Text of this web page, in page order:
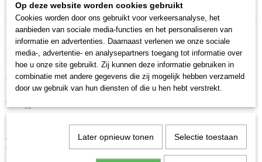
Specificaties
Productcode
KV691B
EAN code
4004122260447
Netto gewicht
4,30 Kg
Afmetingen (l,b,h)
Omschrijving
Kunststof lijst New Lifestyle
Halfrond profiel 0.9 cm breed en 1.4 cm hoog
Vanaf formaat 30x45 cm.
Halfrond profiel 1.0 cm breed en 1.7 cm hoog
Verkrijgbaar in 11 verschillende kleuren en heel veel verschillende
formaten
blauw - brons - geel - goud - groen - rood - zwart - zilver - staal - taupe -
wit
Voorzien van helder, gewassen glas
Op deze website worden cookies gebruikt
Cookies worden door ons gebruikt voor verkeersanalyse, het
aanbieden van sociale media-functies en het personaliseren van
informatie en advertenties. Daarnaast verlenen we onze sociale
media-, advertentie- en analysepartners toegang tot informatie over
hoe u onze site gebruikt. Zij kunnen deze informatie gebruiken in
combinatie met andere gegevens die zij mogelijk hebben verzameld
door uw gebruik van hun diensten of die u hen hebt verstrekt.
Later opnieuw tonen Selectie toestaan